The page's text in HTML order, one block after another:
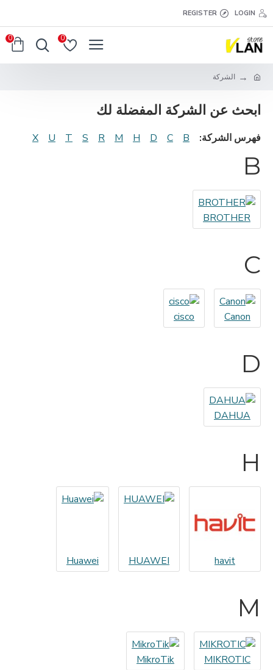
LOGIN
REGISTER
0
0
الشركة
ابحث عن الشركة المفضلة لك
فهرس الشركة: B
C
D
H
M
R
S
T
U
X
B
BROTHER
C
Canon
cisco
D
DAHUA
H
havit
HUAWEI
Huawei
M
MIKROTIC
MikroTik